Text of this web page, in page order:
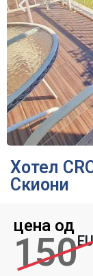
Хотел
Скиони
цена од
150